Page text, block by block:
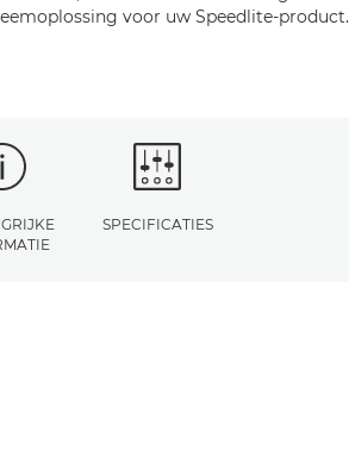
voor uw Speedlite-product.
SPECIFICATIES